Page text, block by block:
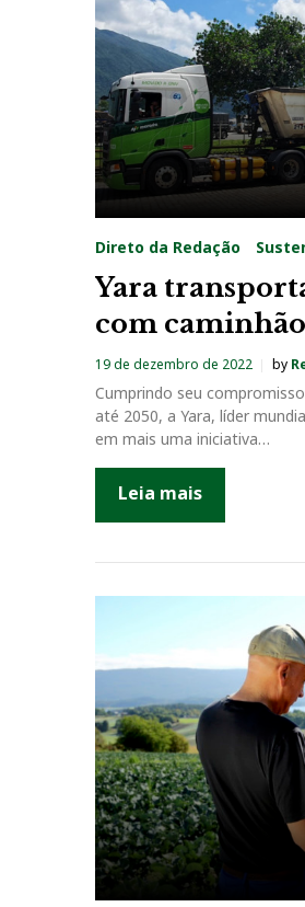
a
g
:
Y
a
r
a
Direto da Redação
Yara
com
19 de dezembro de 2022 by
Cumprindo seu
até 2050, a Yara, líder
em mais uma iniciativa…
Leia mais